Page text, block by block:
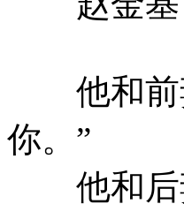
他和前妻
你。”
他和后